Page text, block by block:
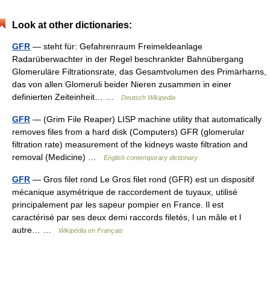
Look at other dictionaries:
GFR — steht für: Gefahrenraum Freimeldeanlage
Radarüberwachter in der Regel beschrankter Bahnübergang
Glomeruläre Filtrationsrate, das Gesamtvolumen des Primärharns,
das von allen Glomeruli beider Nieren zusammen in einer
definierten Zeiteinheit… …
Deutsch Wikipedia
GFR — (Grim File Reaper) LISP machine utility that automatically
removes files from a hard disk (Computers) GFR (glomerular
filtration rate) measurement of the kidneys waste filtration and
removal (Medicine) …
English contemporary dictionary
GFR — Gros filet rond Le Gros filet rond (GFR) est un dispositif
mécanique asymétrique de raccordement de tuyaux, utilisé
principalement par les sapeur pompier en France. Il est
caractérisé par ses deux demi raccords filetés, l un mâle et l
autre… …
Wikipédia en Français